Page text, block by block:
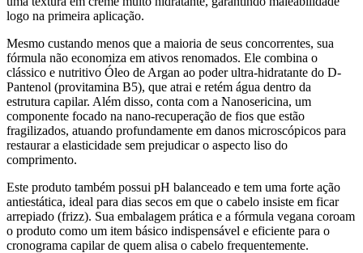
logo na primeira aplicação.
Mesmo custando menos que a maioria de seus concorrentes, sua
fórmula não economiza em ativos renomados. Ele combina o
clássico e nutritivo Óleo de Argan ao poder ultra-hidratante do D-
Pantenol (provitamina B5), que atrai e retém água dentro da
estrutura capilar. Além disso, conta com a Nanosericina, um
componente focado na nano-recuperação de fios que estão
fragilizados, atuando profundamente em danos microscópicos para
restaurar a elasticidade sem prejudicar o aspecto liso do
comprimento.
Este produto também possui pH balanceado e tem uma forte ação
antiestática, ideal para dias secos em que o cabelo insiste em ficar
arrepiado (frizz). Sua embalagem prática e a fórmula vegana coroam
o produto como um item básico indispensável e eficiente para o
cronograma capilar de quem alisa o cabelo frequentemente.